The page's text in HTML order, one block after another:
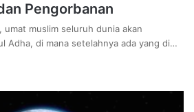
Pengorbanan
umat muslim seluruh dunia akan
Adha, di mana setelahnya ada yang di…